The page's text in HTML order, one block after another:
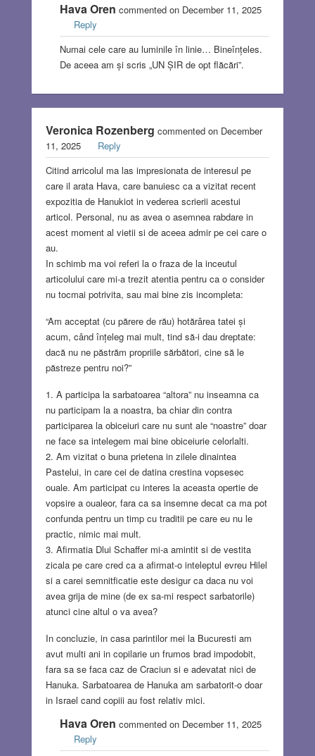
Hava Oren commented on December 11, 2025
Reply
Numai cele care au luminile în linie… Bineînțeles.
De aceea am și scris „UN ȘIR de opt flăcări”.
Veronica Rozenberg commented on December
11, 2025
Reply
Citind arricolul ma las impresionata de interesul pe
care il arata Hava, care banuiesc ca a vizitat recent
expozitia de Hanukiot in vederea scrierii acestui
articol. Personal, nu as avea o asemnea rabdare in
acest moment al vietii si de aceea admir pe cei care o
au.
In schimb ma voi referi la o fraza de la inceutul
articolului care mi-a trezit atentia pentru ca o consider
nu tocmai potrivita, sau mai bine zis incompleta:
“Am acceptat (cu părere de rău) hotărârea tatei și
acum, când înțeleg mai mult, tind să-i dau dreptate:
dacă nu ne păstrăm propriile sărbători, cine să le
păstreze pentru noi?”
1. A participa la sarbatoarea “altora” nu inseamna ca
nu participam la a noastra, ba chiar din contra
participarea la obiceiuri care nu sunt ale “noastre” doar
ne face sa intelegem mai bine obiceiurie celorlalti.
2. Am vizitat o buna prietena in zilele dinaintea
Pastelui, in care cei de datina crestina vopsesec
ouale. Am participat cu interes la aceasta opertie de
vopsire a oualeor, fara ca sa insemne decat ca ma pot
confunda pentru un timp cu traditii pe care eu nu le
practic, nimic mai mult.
3. Afirmatia Dlui Schaffer mi-a amintit si de vestita
zicala pe care cred ca a afirmat-o inteleptul evreu Hilel
si a carei semnitficatie este desigur ca daca nu voi
avea grija de mine (de ex sa-mi respect sarbatorile)
atunci cine altul o va avea?
In concluzie, in casa parintilor mei la Bucuresti am
avut multi ani in copilarie un frumos brad impodobit,
fara sa se faca caz de Craciun si e adevatat nici de
Hanuka. Sarbatoarea de Hanuka am sarbatorit-o doar
in Israel cand copiii au fost relativ mici.
Hava Oren commented on December 11, 2025
Reply